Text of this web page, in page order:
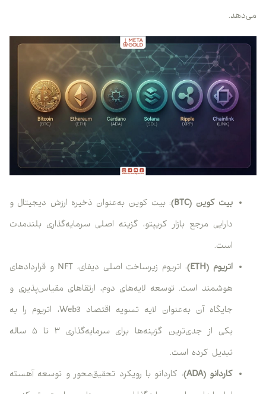
می‌دهد.
بیت کوین (BTC)
: بیت کوین به‌عنوان ذخیره ارزش دیجیتال و
دارایی مرجع بازار کریپتو، گزینه اصلی سرمایه‌گذاری بلندمدت
است.
اتریوم (ETH)
: اتریوم زیرساخت اصلی دیفای، NFT و قراردادهای
هوشمند است. توسعه لایه‌های دوم، ارتقاهای مقیاس‌پذیری و
جایگاه آن به‌عنوان لایه تسویه اقتصاد Web3، اتریوم را به
یکی از جدی‌ترین گزینه‌ها برای سرمایه‌گذاری ۳ تا ۵ ساله
تبدیل کرده است.
کاردانو (ADA)
: کاردانو با رویکرد تحقیق‌محور و توسعه آهسته